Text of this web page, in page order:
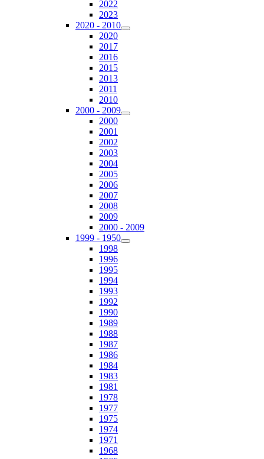
2022
2023
2020 - 2010
2020
2017
2016
2015
2013
2011
2010
2000 - 2009
2000
2001
2002
2003
2004
2005
2006
2007
2008
2009
2000 - 2009
1999 - 1950
1998
1996
1995
1994
1993
1992
1990
1989
1988
1987
1986
1984
1983
1981
1978
1977
1975
1974
1971
1968